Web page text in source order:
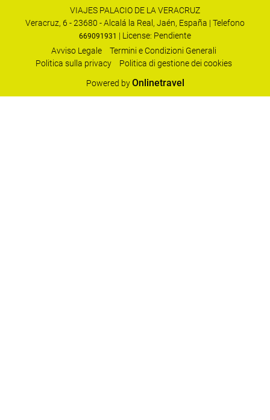
VIAJES PALACIO DE LA VERACRUZ
Veracruz, 6 - 23680 - Alcalá la Real, Jaén, España | Telefono
669091931 | License: Pendiente
Avviso Legale
Termini e Condizioni Generali
Politica sulla privacy
Politica di gestione dei cookies
Powered byOnlinetravel